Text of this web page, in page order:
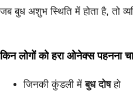
जब बुध अशुभ स्थिति में होता है, तो
किन लोगों को हरा ओनेक्स पहनना
जिनकी कुंडली मेंबुध दोषहो